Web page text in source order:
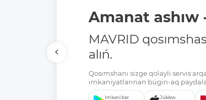
Amanat ashıw
MAVRID
alıń.
Qosımshanı sizge qolaylı servis
imkaniyatlarınan búgin-aq
Imkani bar Júklew